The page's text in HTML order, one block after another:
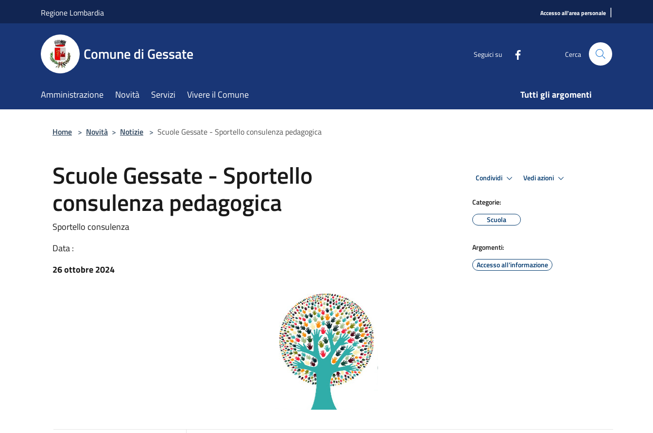
Regione Lombardia Accesso all'area personale |
Comune di Gessate Seguici su Cerca
Amministrazione Novità Servizi Vivere il Comune Tutti gli argomenti
Home > Novità > Notizie > Scuole Gessate - Sportello consulenza pedagogica
Scuole Gessate - Sportello
consulenza pedagogica
Sportello consulenza
Data :
26 ottobre 2024
Condividi Vedi azioni
Categorie:
Scuola
Argomenti:
Accesso all'informazione